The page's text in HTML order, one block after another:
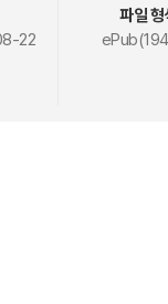
이 작품에 기초해 연
6월 4일 런던의 아
음에 대해 상의하기
녀의 쌍둥이 동생
뛰처나왔다. 헬렌은
말을 들었다. ”그건
돌아가신 어머니의
22
파일 형